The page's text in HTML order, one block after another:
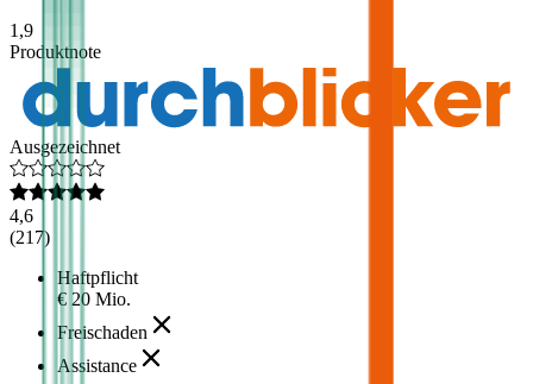
1,9
Produktnote
Ausgezeichnet
4,6
(217)
Haftpflicht
€ 20 Mio.
Freischaden
Assistance